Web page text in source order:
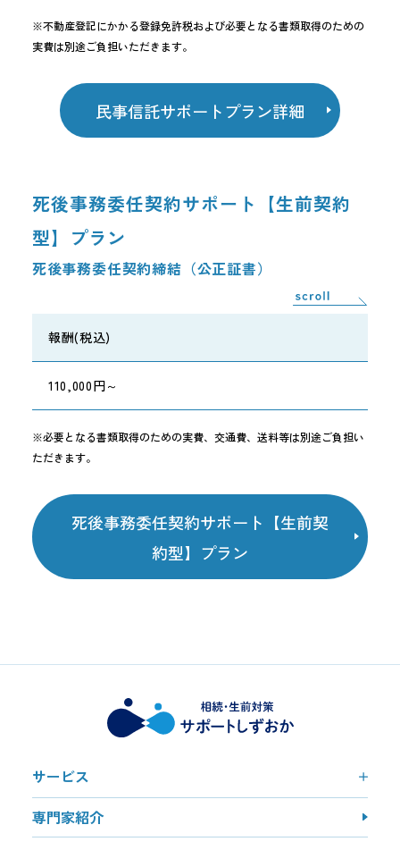
※不動産登記にかかる登録免許税および必要となる書類取得のための
実費は別途ご負担いただきます。
民事信託サポートプラン詳細
死後事務委任契約サポート【生前契約
型】プラン
死後事務委任契約締結（公正証書）
報酬(税込)
110,000円～
※必要となる書類取得のための実費、交通費、送料等は別途ご負担い
ただきます。
死後事務委任契約サポート【生前契
約型】プラン
サービス
専門家紹介